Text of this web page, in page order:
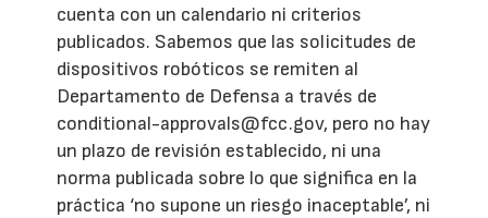
cuenta con un calendario ni criterios
publicados. Sabemos que las solicitudes de
dispositivos robóticos se remiten al
Departamento de Defensa a través de
conditional-approvals@fcc.gov, pero no hay
un plazo de revisión establecido, ni una
norma publicada sobre lo que significa en la
práctica ‘no supone un riesgo inaceptable’, ni